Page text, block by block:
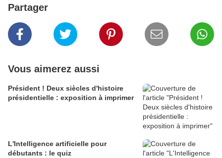
Partager
Vous aimerez aussi
Président ! Deux siècles d'histoire
présidentielle : exposition à imprimer
L'Intelligence artificielle pour
débutants : le quiz